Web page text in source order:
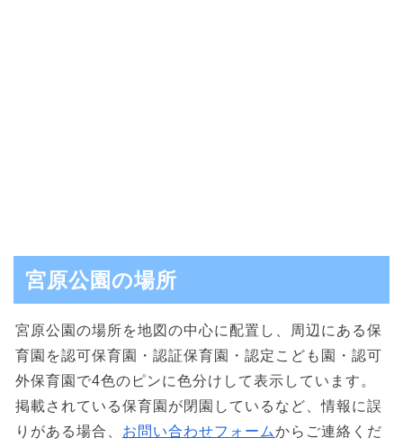
宮原公園の場所
宮原公園の場所を地図の中心に配置し、周辺にある保
育園を認可保育園・認証保育園・認定こども園・認可
外保育園で4色のピンに色分けして表示しています。
掲載されている保育園が閉園しているなど、情報に誤
りがある場合、 お問い合わせフォームからご連絡くだ